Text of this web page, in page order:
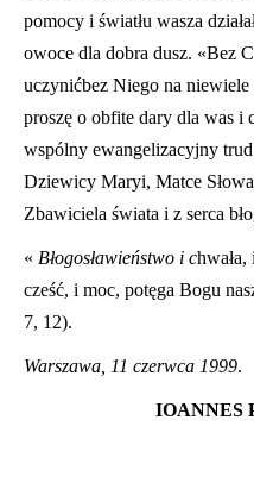
pomocy i światłu wasza działa
owoce dla dobra dusz. «Bez
uczynićbez Niego na niewiele
proszę o obfite dary dla was i
wspólny ewangelizacyjny
Dziewicy Maryi, Matce
Zbawiciela świata i z serca bł
« Błogosławieństwo i chwała,
cześć, i moc, potęga Bogu
7, 12).
Warszawa, 11 czerwca 1999.
IOANNES